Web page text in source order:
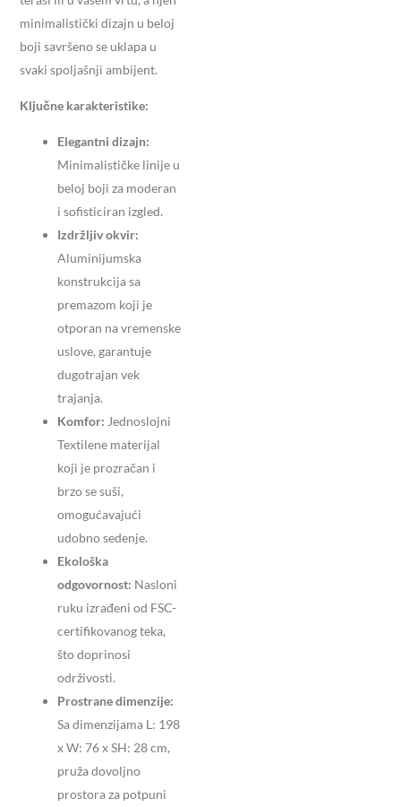
minimalistički dizajn u beloj
boji savršeno se uklapa u
svaki spoljašnji ambijent.
Ključne karakteristike:
Elegantni dizajn:
Minimalističke linije u
beloj boji za moderan
i sofisticiran izgled.
Izdržljiv okvir:
Aluminijumska
konstrukcija sa
premazom koji je
otporan na vremenske
uslove, garantuje
dugotrajan vek
trajanja.
Komfor: Jednoslojni
Textilene materijal
koji je prozračan i
brzo se suši,
omogućavajući
udobno sedenje.
Ekološka
odgovornost: Nasloni
ruku izrađeni od FSC-
certifikovanog teka,
što doprinosi
održivosti.
Prostrane dimenzije:
Sa dimenzijama L: 198
x W: 76 x SH: 28 cm,
pruža dovoljno
prostora za potpuni